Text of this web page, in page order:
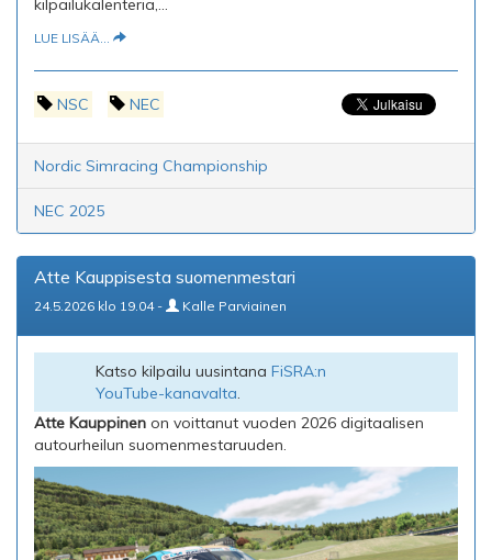
kilpailukalenteria,...
LUE LISÄÄ...
NSC NEC
Nordic Simracing Championship
NEC 2025
Atte Kauppisesta suomenmestari
24.5.2026 klo 19.04 - Kalle Parviainen
Katso kilpailu uusintana FiSRA:n
YouTube-kanavalta.
Atte Kauppinen on voittanut vuoden 2026 digitaalisen
autourheilun suomenmestaruuden.